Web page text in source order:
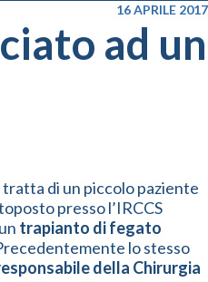
16 APRILE 2017
ad un
tratta di un piccolo paziente
presso l’IRCCS
trapianto di fegato
lo stesso
della Chirurgia